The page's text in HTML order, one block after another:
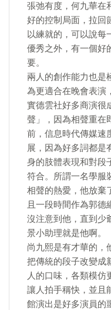
張弛有度，何九華在
好的控制局面，拉回
以練就的，可以說每
優秀之外，有一個好
要。
兩人的創作能力也是
為更適合在晚會表演
實德雲社好多商演很
聲」，因為相聲重在
前，信息時代傳媒速
展，因為好多詞都是
身的肢體表現和對段
符合。所謂一名學服
相聲的熱愛，他放棄
且一段時間作為郭德
沒注意到他，直到少
景小助理就是他啊。
尚九熙是有才華的，
把傳統的段子改變成
人的口味，各類模仿
讓人拍手稱快，並且
館演出是好多演員的